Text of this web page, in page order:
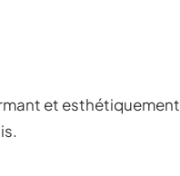
et esthétiquement